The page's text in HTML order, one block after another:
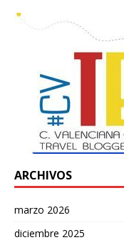
ARCHIVOS
marzo 2026
diciembre 2025